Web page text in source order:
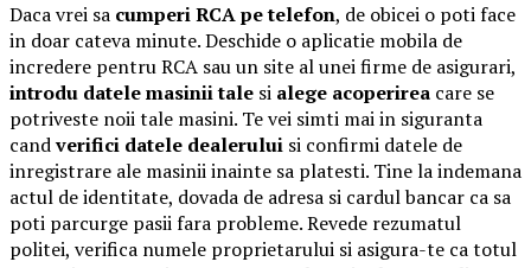
Daca vrei sa cumperi RCA pe telefon, de obicei o poti face
in doar cateva minute. Deschide o aplicatie mobila de
incredere pentru RCA sau un site al unei firme de asigurari,
introdu datele masinii tale si alege acoperirea care se
potriveste noii tale masini. Te vei simti mai in siguranta
candverifici datele dealerului si confirmi datele de
inregistrare ale masinii inainte sa platesti. Tine la indemana
actul de identitate, dovada de adresa si cardul bancar ca sa
poti parcurge pasii fara probleme. Revede rezumatul
politei, verifica numele proprietarului si asigura-te ca totul